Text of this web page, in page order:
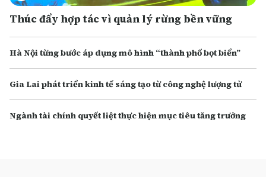
Thúc đẩy hợp tác vì quản lý rừng bền vững
Hà Nội từng bước áp dụng mô hình “thành phố bọt biển”
Gia Lai phát triển kinh tế sáng tạo từ công nghệ lượng tử
Ngành tài chính quyết liệt thực hiện mục tiêu tăng trưởng